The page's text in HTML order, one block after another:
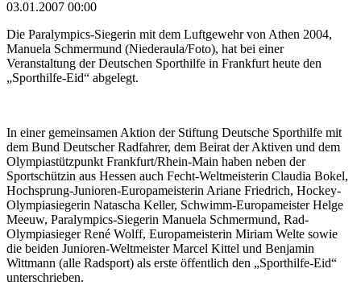
03.01.2007 00:00
Die Paralympics-Siegerin mit dem Luftgewehr von Athen 2004,
Manuela Schmermund (Niederaula/Foto), hat bei einer
Veranstaltung der Deutschen Sporthilfe in Frankfurt heute den
„Sporthilfe-Eid“ abgelegt.
In einer gemeinsamen Aktion der Stiftung Deutsche Sporthilfe mit
dem Bund Deutscher Radfahrer, dem Beirat der Aktiven und dem
Olympiastützpunkt Frankfurt/Rhein-Main haben neben der
Sportschützin aus Hessen auch Fecht-Weltmeisterin Claudia Bokel,
Hochsprung-Junioren-Europameisterin Ariane Friedrich, Hockey-
Olympiasiegerin Natascha Keller, Schwimm-Europameister Helge
Meeuw, Paralympics-Siegerin Manuela Schmermund, Rad-
Olympiasieger René Wolff, Europameisterin Miriam Welte sowie
die beiden Junioren-Weltmeister Marcel Kittel und Benjamin
Wittmann (alle Radsport) als erste öffentlich den „Sporthilfe-Eid“
unterschrieben.